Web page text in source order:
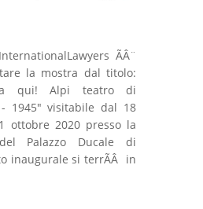
ÃÂ¨
la mostra dal titolo:
qui! Alpi teatro di
1945" visitabile dal 18
ottobre 2020 presso la
Palazzo Ducale di
inaugurale si terrÃÂ in